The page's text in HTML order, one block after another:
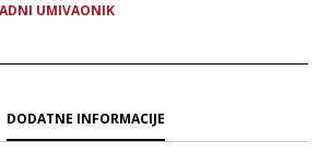
UMIVAONIK
DODATNE INFORMACIJE